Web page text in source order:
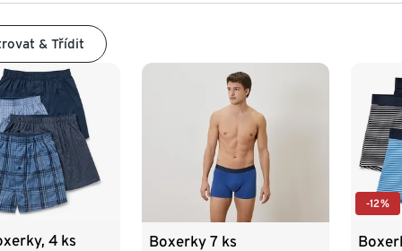
& Třídit
4 ks Boxerky 7 ks
-12%